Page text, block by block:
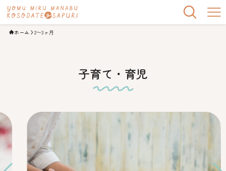
ホーム 2〜3ヶ月
子育て・育児